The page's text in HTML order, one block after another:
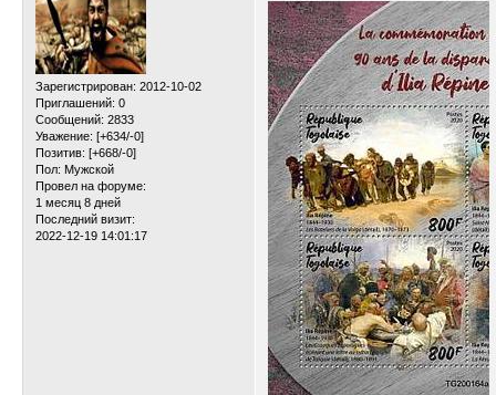
Зарегистрирован: 2012-10-02
Приглашений: 0
Сообщений: 2833
Уважение: [+634/-0]
Позитив: [+668/-0]
Пол: Мужской
Провел на форуме:
1 месяц 8 дней
Последний визит:
2022-12-19 14:01:17